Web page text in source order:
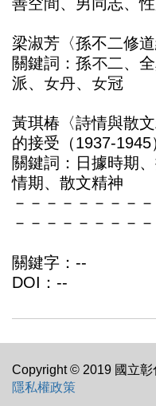
梁淑芳〈孫不二修
關鍵詞：孫不二、
派、女丹、女冠
黃琪椿〈詩情與散
的接受（1937-1945
關鍵詞：日據時期
情期、散文精神
－－－－－－－－
－－－－－－－－
關鍵字：--
DOI：--
Copyright © 2019 國立
隱私權政策